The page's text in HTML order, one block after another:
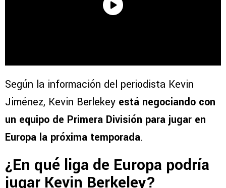
Según la información del periodista Kevin
Jiménez, Kevin Berlekey está negociando con
un equipo de Primera División para jugar en
Europa la próxima temporada.
¿En qué liga de Europa podría
jugar Kevin Berkeley?